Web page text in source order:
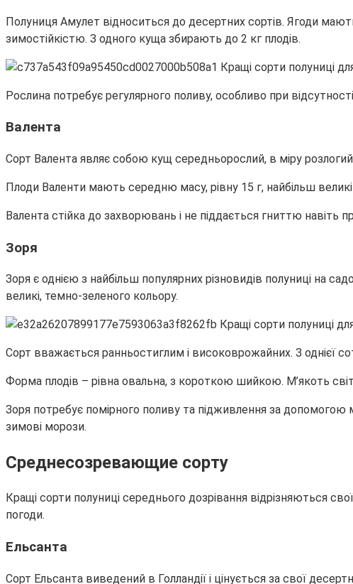
Полуниця Амулет відноситься до десертних сортів. Ягоди
зимостійкістю. З одного куща збирають до 2 кг плодів.
Рослина потребує регулярного поливу, особливо при
Валента
Сорт Валента являє собою кущ середньорослий, в міру
Плоди Валенти мають середню масу, рівну 15 г, найбільш
Валента стійка до захворювань і не піддається гниттю навіть
Зоря
Зоря є однією з найбільш популярних різновидів полуниці на
великі, темно-зеленого кольору.
Сорт вважається ранньостиглим і високоврожайних. З однієї
Форма плодів – рівна овальна, з короткою шийкою. М’якоть
Зоря потребує помірного поливу та підживлення за допомогою
зимові морози.
Среднесозревающие сорту
Кращі сорти полуниці середнього дозрівання відрізняються
погоди.
Ельсанта
Сорт Ельсанта виведений в Голландії і цінується за свої